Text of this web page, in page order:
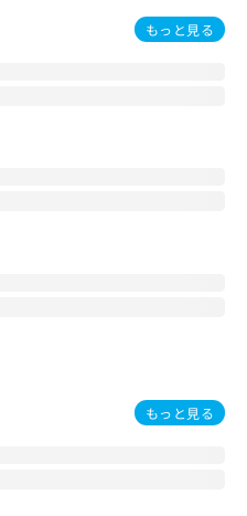
もっと見る
もっと見る